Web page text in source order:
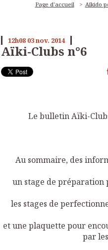
Page d'accueil
Aïkido
12h08 03nov. 2014
Aïki-Clubs n°6
Le bulletin Aïki-
Au sommaire, des
un stage de préparation
les stages de
et une plaquette pour
par